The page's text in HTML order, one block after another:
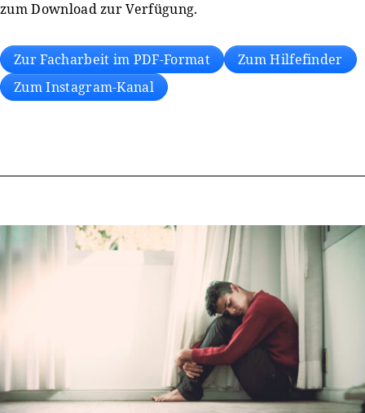
zum Download zur Verfügung.
Zur Facharbeit im PDF-Format
Zum Hilfefinder
Zum Instagram-Kanal